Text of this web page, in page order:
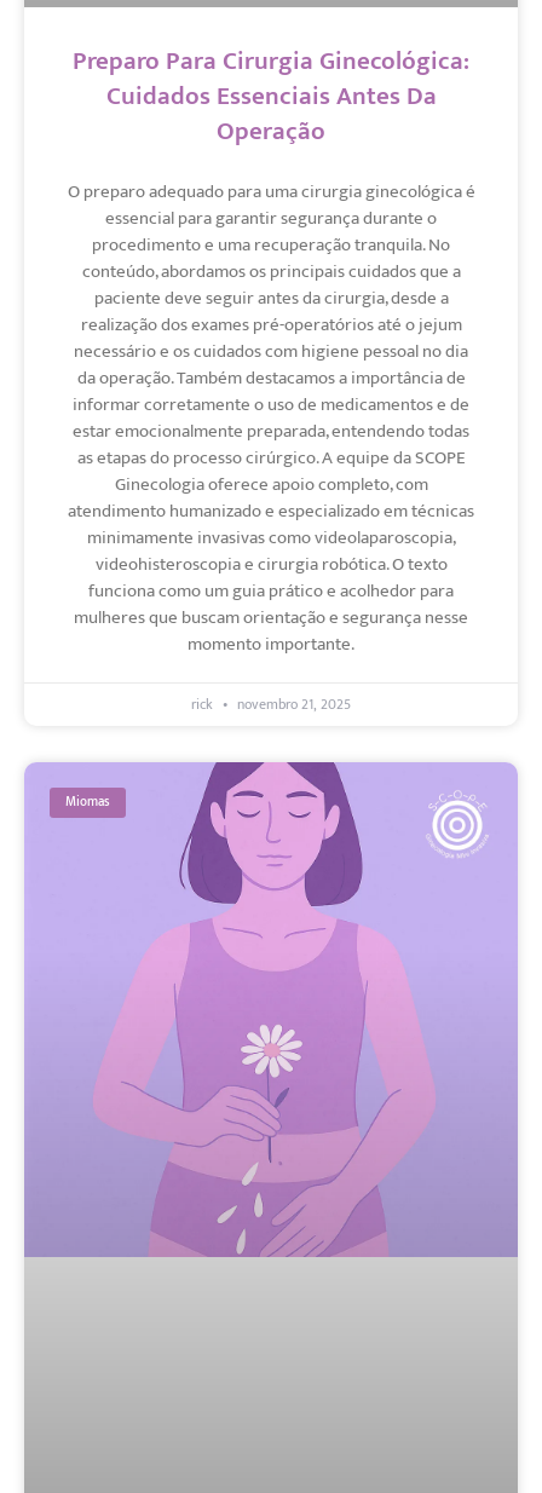
Preparo Para Cirurgia Ginecológica:
Cuidados Essenciais Antes Da
Operação
O preparo adequado para uma cirurgia ginecológica é
essencial para garantir segurança durante o
procedimento e uma recuperação tranquila. No
conteúdo, abordamos os principais cuidados que a
paciente deve seguir antes da cirurgia, desde a
realização dos exames pré-operatórios até o jejum
necessário e os cuidados com higiene pessoal no dia
da operação. Também destacamos a importância de
informar corretamente o uso de medicamentos e de
estar emocionalmente preparada, entendendo todas
as etapas do processo cirúrgico. A equipe da SCOPE
Ginecologia oferece apoio completo, com
atendimento humanizado e especializado em técnicas
minimamente invasivas como videolaparoscopia,
videohisteroscopia e cirurgia robótica. O texto
funciona como um guia prático e acolhedor para
mulheres que buscam orientação e segurança nesse
momento importante.
rick novembro 21, 2025
Miomas